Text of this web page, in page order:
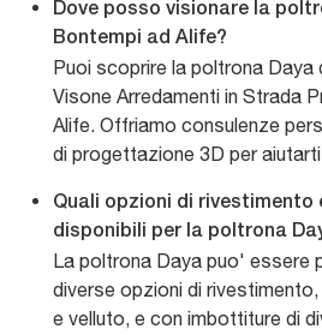
Dove posso visionare la
Bontempi ad Alife?
Puoi scoprire la poltrona
Visone Arredamenti in Strada
Alife. Offriamo consulenze
di progettazione 3D per
Quali opzioni di
disponibili per la poltrona
La poltrona Daya puo' essere
diverse opzioni di
e velluto, e con imbottiture di